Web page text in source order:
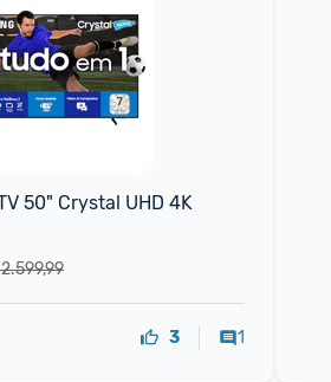
50" Crystal UHD 4K
3 1